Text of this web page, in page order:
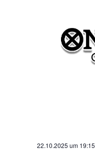
22.10.2025 um 19:15